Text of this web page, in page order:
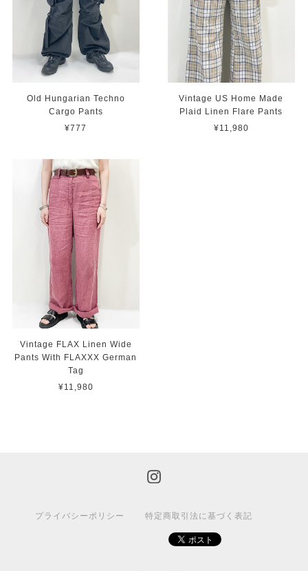
Old Hungarian Techno
Cargo Pants
¥777
Vintage US Home Made
Plaid Linen Flare Pants
¥11,980
Vintage FLAX Linen Wide
Pants With FLAXXX German
Tag
¥11,980
プライバシーポリシー 特定商取引法に基づく表記